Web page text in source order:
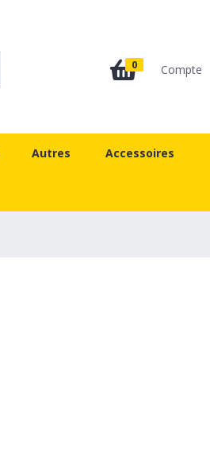
0 Compte
Autres Accessoires